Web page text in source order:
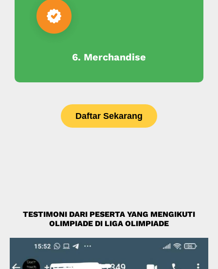
6. Merchandise
Daftar Sekarang
TESTIMONI DARI PESERTA YANG MENGIKUTI
OLIMPIADE DI LIGA OLIMPIADE